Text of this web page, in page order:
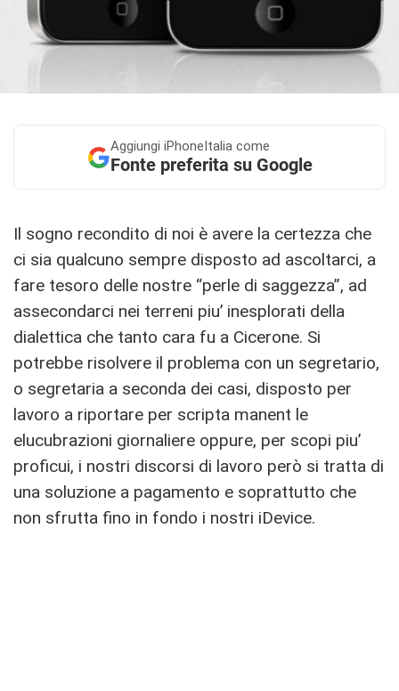
Aggiungi iPhoneItalia come
Fonte preferita su Google
Il sogno recondito di noi è avere la certezza che
ci sia qualcuno sempre disposto ad ascoltarci, a
fare tesoro delle nostre “perle di saggezza”, ad
assecondarci nei terreni piu’ inesplorati della
dialettica che tanto cara fu a Cicerone. Si
potrebbe risolvere il problema con un segretario,
o segretaria a seconda dei casi, disposto per
lavoro a riportare per scripta manent le
elucubrazioni giornaliere oppure, per scopi piu’
proficui, i nostri discorsi di lavoro però si tratta di
una soluzione a pagamento e soprattutto che
non sfrutta fino in fondo i nostri iDevice.